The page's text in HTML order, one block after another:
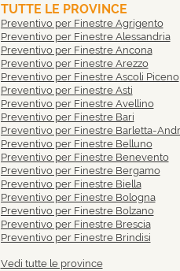
TUTTE LE PROVINCE
Preventivo per Finestre Agrigento
Preventivo per Finestre Alessandria
Preventivo per Finestre Ancona
Preventivo per Finestre Arezzo
Preventivo per Finestre Ascoli Piceno
Preventivo per Finestre Asti
Preventivo per Finestre Avellino
Preventivo per Finestre Bari
Preventivo per Finestre Barletta-
Preventivo per Finestre Belluno
Preventivo per Finestre Benevento
Preventivo per Finestre Bergamo
Preventivo per Finestre Biella
Preventivo per Finestre Bologna
Preventivo per Finestre Bolzano
Preventivo per Finestre Brescia
Preventivo per Finestre Brindisi
Preventivo per Finestre Caltanissetta
Vedi tutte le province